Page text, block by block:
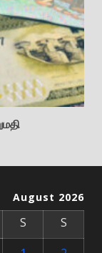
August 2026
S
S